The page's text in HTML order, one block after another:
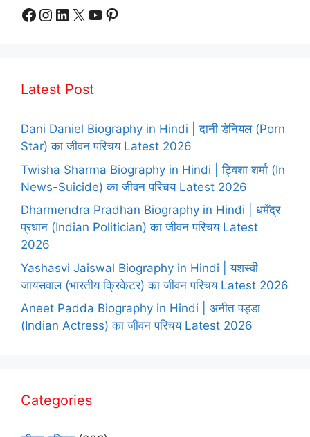
Facebook
Instagram
LinkedIn
X YouTube
Pinterest
Latest Post
Dani Daniel Biography in Hindi | दानी डेनियल (Porn
Star) का जीवन परिचय Latest 2026
Twisha Sharma Biography in Hindi | ट्विशा शर्मा (In
News-Suicide) का जीवन परिचय Latest 2026
Dharmendra Pradhan Biography in Hindi | धर्मेंद्र
प्रधान (Indian Politician) का जीवन परिचय Latest
2026
Yashasvi Jaiswal Biography in Hindi | यशस्वी
जायसवाल (भारतीय क्रिकेटर) का जीवन परिचय Latest 2026
Aneet Padda Biography in Hindi | अनीत पड्डा
(Indian Actress) का जीवन परिचय Latest 2026
Categories